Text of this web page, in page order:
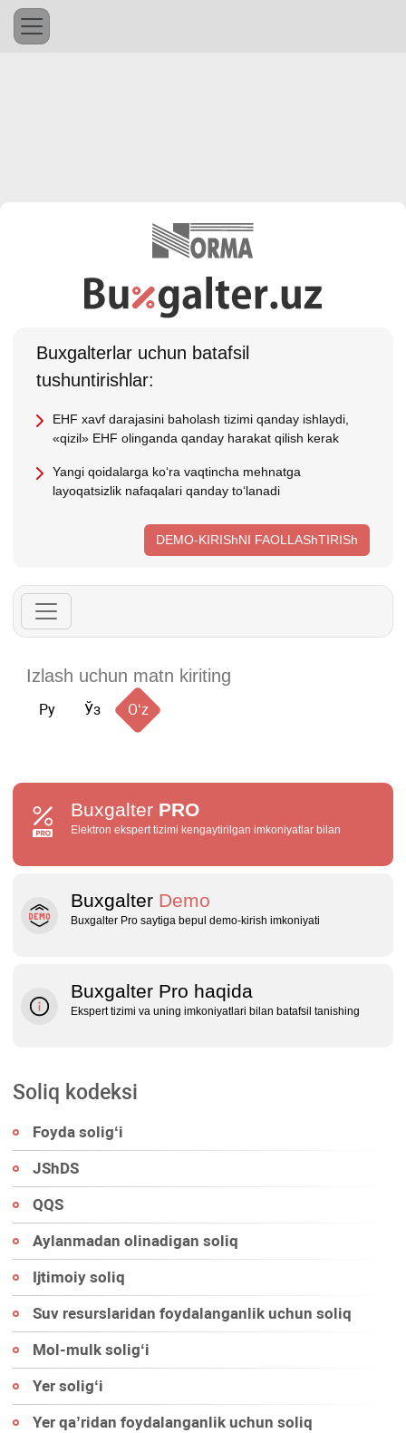
Buхgalterlar uchun batafsil
tushuntirishlar:
EHF хavf darajasini baholash tizimi qanday ishlaydi,
«qizil» EHF olinganda qanday harakat qilish kerak
Yangi qoidalarga koʻra vaqtincha mehnatga
layoqatsizlik nafaqalari qanday toʻlanadi
DEMO-KIRIShNI FAOLLAShTIRISh
Ру Ўз Oʻz
Buxgalter PRO
Elektron ekspert tizimi kengaytirilgan imkoniyatlar bilan
Buxgalter Demo
Buxgalter Pro saytiga bepul demo‑kirish imkoniyati
Buxgalter Pro haqida
Ekspert tizimi va uning imkoniyatlari bilan batafsil tanishing
Soliq kodeksi
Foyda soligʻi
JShDS
QQS
Aylanmadan olinadigan soliq
Ijtimoiy soliq
Suv resurslaridan foydalanganlik uchun soliq
Mol-mulk soligʻi
Yer soligʻi
Yer qa’ridan foydalanganlik uchun soliq